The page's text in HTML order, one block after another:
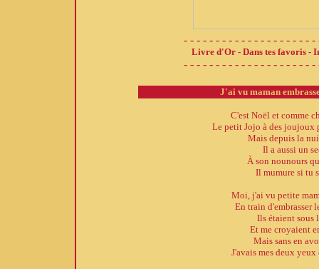
- - - - - - - - - - - - - - - - - - - -
Livre d'Or - Dans tes favoris -
- - - - - - - - - - - - - - - - - - - -
J'ai vu maman
C'est Noël et comme
Le petit Jojo à des joujoux
Mais depuis la
Il a aussi un
À son nounours
Il mumure si tu
Moi, j'ai vu petite
En train d'embrasser
Ils étaient sous
Et me croyaient
Mais sans en
J'avais mes deux